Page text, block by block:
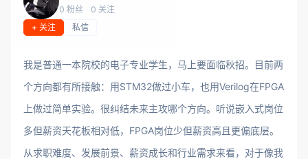
0 粉丝 · 0 关注
+ 关注
私信
我是普通一本院校的电子专业学生，马上要面临秋招。目前两
个方向都有所接触：用STM32做过小车，也用Verilog在FPGA
上做过简单实验。很纠结未来主攻哪个方向。听说嵌入式岗位
多但薪资天花板相对低，FPGA岗位少但薪资高且更偏底层。
从求职难度、发展前景、薪资成长和行业需求来看，对于像我